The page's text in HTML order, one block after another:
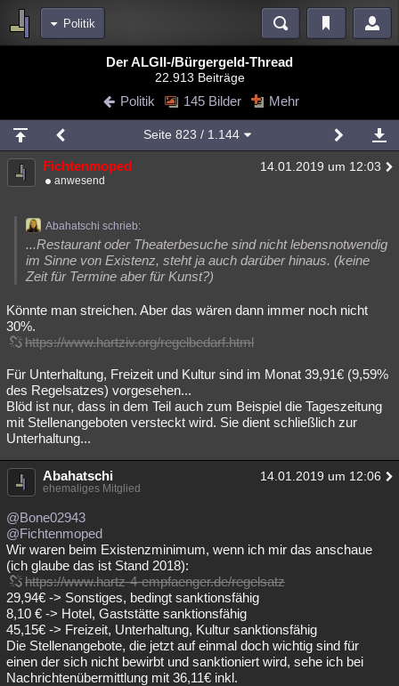
Politik
Diskussionen Blogs Videos
Chat Wiki Neuigkeiten
meine Rubriken
Menschen Wissenschaft Mystery Kriminalfälle
Natur Umfragen Unterhaltung
weitere Rubriken
Astronomie
Übersichten
Besucht Teilgenommen Alle Neue Geschlossen
Der ALGII-/Bürgergeld-Thread
22.913 Beiträge
Politik 145 Bilder Mehr
Seite 823 / 1.144
Fichtenmoped 14.01.2019 um 12:03
anwesend
Abahatschi schrieb:
...Restaurant oder Theaterbesuche sind nicht lebensnotwendig
im Sinne von Existenz, steht ja auch darüber hinaus. (keine
Zeit für Termine aber für Kunst?)
Könnte man streichen. Aber das wären dann immer noch nicht
30%.
https://www.hartziv.org/regelbedarf.html
Für Unterhaltung, Freizeit und Kultur sind im Monat 39,91€ (9,59%
des Regelsatzes) vorgesehen...
Blöd ist nur, dass in dem Teil auch zum Beispiel die Tageszeitung
mit Stellenangeboten versteckt wird. Sie dient schließlich zur
Unterhaltung...
Abahatschi 14.01.2019 um 12:06
ehemaliges Mitglied
@Bone02943
@Fichtenmoped
Wir waren beim Existenzminimum, wenn ich mir das anschaue
(ich glaube das ist Stand 2018):
https://www.hartz-4-empfaenger.de/regelsatz
29,94€ -> Sonstiges, bedingt sanktionsfähig
8,10 € -> Hotel, Gaststätte sanktionsfähig
45,15€ -> Freizeit, Unterhaltung, Kultur sanktionsfähig
Die Stellenangebote, die jetzt auf einmal doch wichtig sind für
einen der sich nicht bewirbt und sanktioniert wird, sehe ich bei
Nachrichtenübermittlung mit 36,11€ inkl.